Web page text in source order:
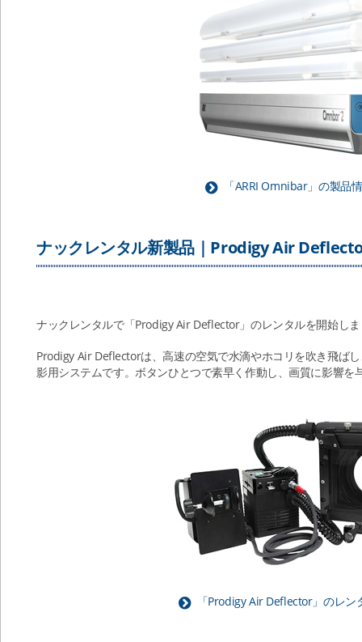
「ARRI Omnibar」の製品
ナックレンタル新製品｜Prodigy Air
ナックレンタルで「Prodigy Air Deflector」のレンタルを開始し
Prodigy Air Deflectorは、高速の空気で水滴やホコリを吹き飛ば
影用システムです。ボタンひとつで素早く作動し、画質に影響を
「Prodigy Air Deflector」のレン